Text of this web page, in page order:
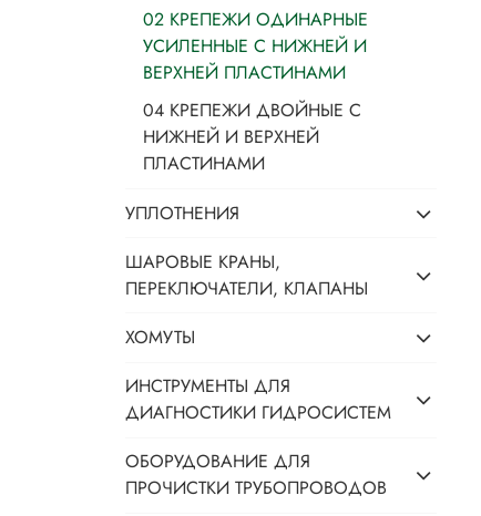
02 КРЕПЕЖИ ОДИНАРНЫЕ
УСИЛЕННЫЕ С НИЖНЕЙ И
ВЕРХНЕЙ ПЛАСТИНАМИ
04 КРЕПЕЖИ ДВОЙНЫЕ С
НИЖНЕЙ И ВЕРХНЕЙ
ПЛАСТИНАМИ
УПЛОТНЕНИЯ
ШАРОВЫЕ КРАНЫ,
ПЕРЕКЛЮЧАТЕЛИ, КЛАПАНЫ
ХОМУТЫ
ИНСТРУМЕНТЫ ДЛЯ
ДИАГНОСТИКИ ГИДРОСИСТЕМ
ОБОРУДОВАНИЕ ДЛЯ
ПРОЧИСТКИ ТРУБОПРОВОДОВ